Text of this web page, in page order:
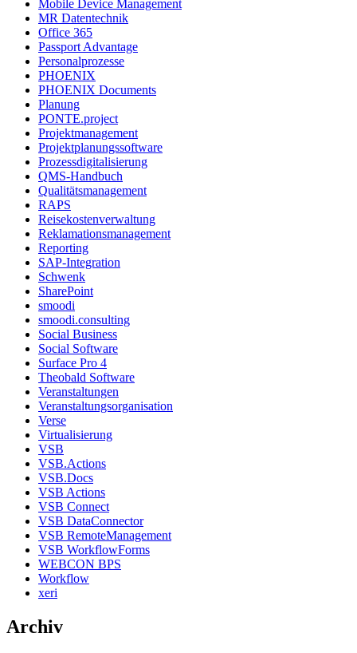
Mobile Device Management
MR Datentechnik
Office 365
Passport Advantage
Personalprozesse
PHOENIX
PHOENIX Documents
Planung
PONTE.project
Projektmanagement
Projektplanungssoftware
Prozessdigitalisierung
QMS-Handbuch
Qualitätsmanagement
RAPS
Reisekostenverwaltung
Reklamationsmanagement
Reporting
SAP-Integration
Schwenk
SharePoint
smoodi
smoodi.consulting
Social Business
Social Software
Surface Pro 4
Theobald Software
Veranstaltungen
Veranstaltungsorganisation
Verse
Virtualisierung
VSB
VSB.Actions
VSB.Docs
VSB Actions
VSB Connect
VSB DataConnector
VSB RemoteManagement
VSB WorkflowForms
WEBCON BPS
Workflow
xeri
Archiv